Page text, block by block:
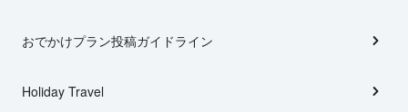
おでかけプラン投稿ガイドライン
Holiday Travel